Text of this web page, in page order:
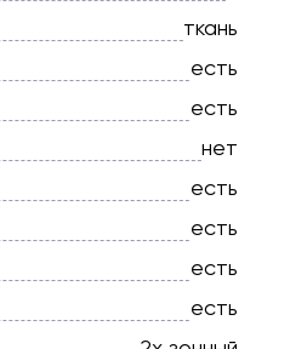
ткань
есть
есть
нет
есть
есть
есть
есть